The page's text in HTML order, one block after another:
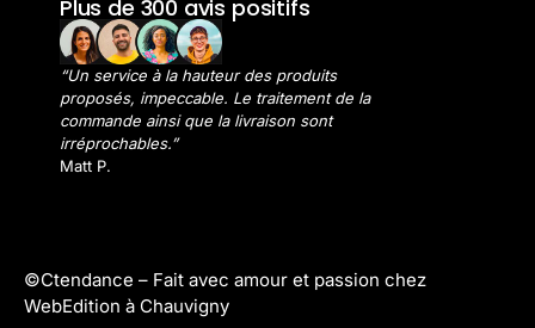
Plus de 300 avis positifs
“Un service à la hauteur des produits
proposés, impeccable. Le traitement de la
commande ainsi que la livraison sont
irréprochables.”
Matt P.
©Ctendance – Fait avec amour et passion chez
WebEdition à Chauvigny